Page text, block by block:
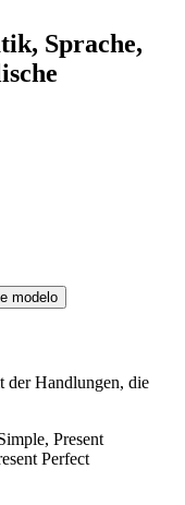
Sprache,
modelo
der Handlungen, die
Present
Perfect